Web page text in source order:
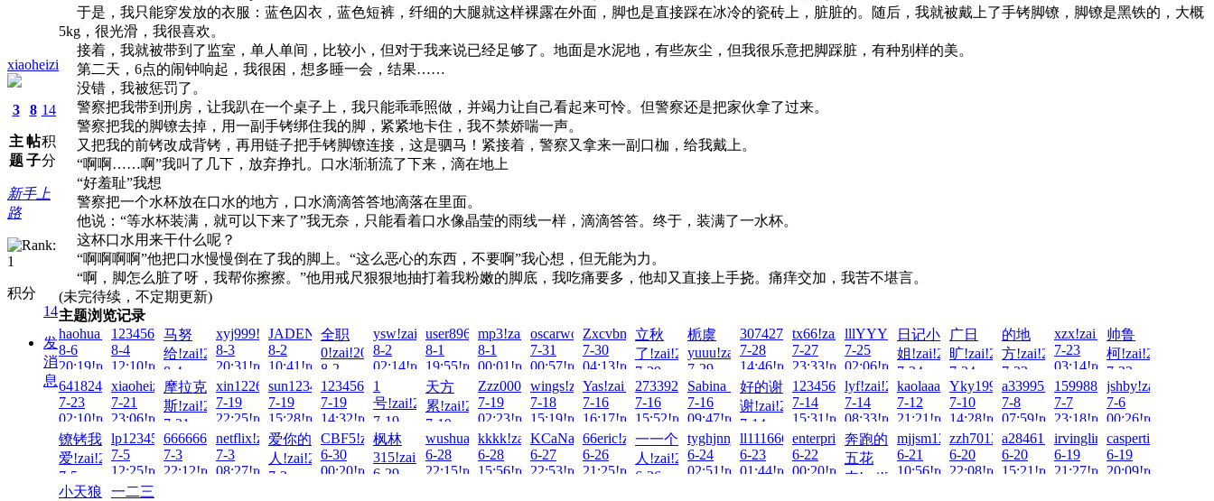
xiaoheizi
3
主
题
8
帖
子
14
积
分
新手上
路
积分
14
发
消
息
于是，我只能穿发放的衣服：蓝色囚衣，蓝色短裤，纤细的大腿就这样裸露在外面，脚也是直接踩在冰冷的瓷砖上，脏脏的。随后，我就被戴上了手铐脚镣，脚镣是黑铁的，大概
5kg，很光滑，我很喜欢。
接着，我就被带到了监室，单人单间，比较小，但对于我来说已经足够了。地面是水泥地，有些灰尘，但我很乐意把脚踩脏，有种别样的美。
第二天，6点的闹钟响起，我很困，想多睡一会，结果……
没错，我被惩罚了。
警察把我带到刑房，让我趴在一个桌子上，我只能乖乖照做，并竭力让自己看起来可怜。但警察还是把家伙拿了过来。
警察把我的脚镣去掉，用一副手铐绑住我的脚，紧紧地卡住，我不禁娇喘一声。
又把我的前铐改成背铐，再用链子把手铐脚镣连接，这是驷马！紧接着，警察又拿来一副口枷，给我戴上。
“啊啊……啊”我叫了几下，放弃挣扎。口水渐渐流了下来，滴在地上
“好羞耻”我想
警察把一个水杯放在口水的地方，口水滴滴答答地滴落在里面。
他说：“等水杯装满，就可以下来了”我无奈，只能看着口水像晶莹的雨线一样，滴滴答答。终于，装满了一水杯。
这杯口水用来干什么呢？
“啊啊啊啊”他把口水慢慢倒在了我的脚上。“这么恶心的东西，不要啊”我心想，但无能为力。
“啊，脚怎么脏了呀，我帮你擦擦。”他用戒尺狠狠地抽打着我粉嫩的脚底，我吃痛要多，他却又直接上手挠。痛痒交加，我苦不堪言。
(未完待续，不定期更新)
主题浏览记录
haohua!zai!2026-
8-6
20:19!read!
123456Q!zai!2026-
8-4
12:10!read!
马努
给!zai!2026-
8-4
00:05!read!
xyj999!zai!2026-
8-3
20:31!read!
JADENG22222!zai!2026-
8-2
10:41!read!
全职
0!zai!2026-
8-2
09:40!read!
ysw!zai!2026-
8-2
02:14!read!
user8963!zai!2026-
8-1
19:55!read!
mp3!zai!2026-
8-1
00:01!read!
oscarwong2021!zai!2026-
7-31
00:57!read!
Zxcvbnmh!zai!2026-
7-30
04:13!read!
立秋
了!zai!2026-
7-29
17:55!read!
栀虞
yuuu!zai!2026-
7-29
01:02!read!
3074276607!zai!2026-
7-28
14:46!read!
tx66!zai!2026-
7-27
23:33!read!
lllYYY!zai!2026-
7-25
02:06!read!
日记小
姐!zai!2026-
7-24
21:42!read!
广日
旷!zai!2026-
7-24
17:49!read!
的地
方!zai!2026-
7-23
21:09!read!
xzx!zai!2026-
7-23
03:14!read!
帅鲁
柯!zai!2026-
7-23
02:17!read!
641824693!zai!2026-
7-23
02:10!read!
xiaoheizi!zai!2026-
7-21
23:06!read!
摩拉克
斯!zai!2026-
7-21
13:29!read!
xin122698!zai!2026-
7-19
22:25!read!
sun123456789!zai!2026-
7-19
15:28!read!
123456789054321!zai!2026-
7-19
14:32!read!
1
号!zai!2026-
7-19
13:20!read!
天方
累!zai!2026-
7-19
03:30!read!
Zzz000!zai!2026-
7-19
02:23!read!
wings!zai!2026-
7-18
15:19!read!
Yas!zai!2026-
7-16
16:17!read!
2733923426!zai!2026-
7-16
15:52!read!
Sabina_06!zai!2026-
7-16
09:47!read!
好的谢
谢!zai!2026-
7-14
22:01!read!
1234567890123!zai!2026-
7-14
15:31!read!
lyf!zai!2026-
7-14
08:33!read!
kaolaaaa!zai!2026-
7-12
21:21!read!
Yky1996123!zai!2026-
7-10
14:28!read!
a3399521!zai!2026-
7-8
07:59!read!
15998851132!zai!2026-
7-7
23:18!read!
jshby!zai!2026-
7-6
00:26!read!
镣铐我
爱!zai!2026-
7-5
17:49!read!
lp123456!zai!2026-
7-5
12:25!read!
6666666666!zai!2026-
7-3
22:12!read!
netflix!zai!2026-
7-3
08:27!read!
爱你的
人!zai!2026-
7-2
CBF5!zai!2026-
6-30
00:20!read!
枫林
315!zai!2026-
6-29
wushuang!zai!2026-
6-28
22:15!read!
kkkk!zai!2026-
6-28
15:56!read!
KCaNa!zai!2026-
6-27
22:53!read!
66eric!zai!2026-
6-26
21:25!read!
一一个
人!zai!2026-
6-26
tyghjnnj!zai!2026-
6-24
02:51!read!
ll111666!zai!2026-
6-23
01:44!read!
enterprise6!zai!2026-
6-22
00:20!read!
奔跑的
五花
肉!zai!2026-
mjjsm123!zai!2026-
6-21
10:56!read!
zzh701318!zai!2026-
6-20
22:08!read!
a28461533!zai!2026-
6-20
15:21!read!
irvinglim2537!zai!2026-
6-19
21:27!read!
6-19
20:09!read!
小天狼
一二三